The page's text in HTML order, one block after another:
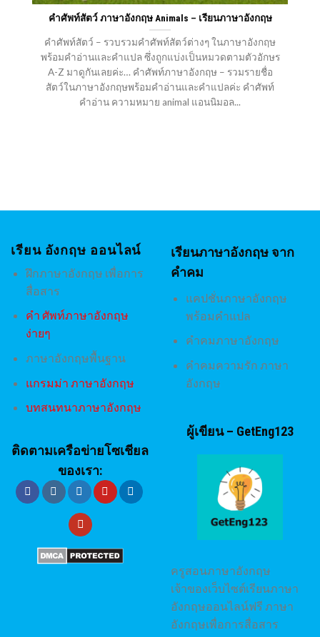
คำศัพท์สัตว์ ภาษาอังกฤษ Animals – เรียนภาษาอังกฤษ
คำศัพท์สัตว์ – รวบรวมคำศัพท์สัตว์ต่างๆ ในภาษาอังกฤษ
พร้อมคำอ่านและคำแปล ซึ่งถูกแบ่งเป็นหมวดตามตัวอักษร
A-Z มาดูกันเลยค่ะ… คำศัพท์ภาษาอังกฤษ – รวมรายชื่อ
สัตว์ในภาษาอังกฤษพร้อมคำอ่านและคำแปลค่ะ คำศัพท์
คำอ่าน ความหมาย animal แอนนิมอล...
เรียน อังกฤษ ออนไลน์
ฝึกภาษาอังกฤษ เพื่อการ
สื่อสาร
คํา ศัพท์ภาษาอังกฤษ
ง่ายๆ
ภาษาอังกฤษพื้นฐาน
แกรมม่า ภาษาอังกฤษ
บทสนทนาภาษาอังกฤษ
เรียนภาษาอังกฤษ จาก
คำคม
แคปชั่นภาษาอังกฤษ
พร้อมคำแปล
คำคมภาษาอังกฤษ
คำคมความรัก ภาษา
อังกฤษ
ติดตามเครือข่ายโซเชียล
ของเรา:
ผู้เขียน – GetEng123
ครูสอนภาษาอังกฤษ
เจ้าของเว็บไซต์เรียนภาษา
อังกฤษออนไลน์ฟรี ภาษา
อังกฤษเพื่อการสื่อสาร